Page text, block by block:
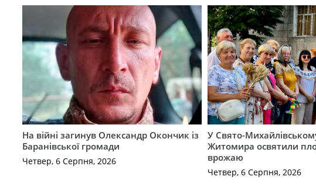
На війні загинув Олександр Окончик із
Баранівської громади
Четвер, 6 Серпня, 2026
У Свято-
Житомира освятили
врожаю
Четвер, 6 Серпня, 2026